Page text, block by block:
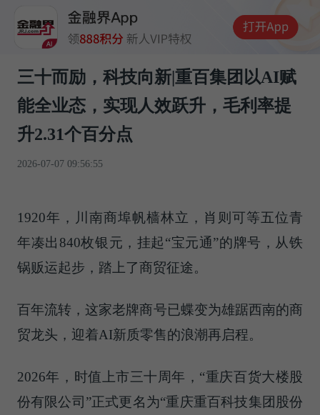
三十而励，科技向新|重百集团以AI赋
能全业态，实现人效跃升，毛利率提
升2.31个百分点
2026-07-07 09:56:55
1920年，川南商埠帆樯林立，肖则可等五位青
年凑出840枚银元，挂起“宝元通”的牌号，从铁
锅贩运起步，踏上了商贸征途。
百年流转，这家老牌商号已蝶变为雄踞西南的商
贸龙头，迎着AI新质零售的浪潮再启程。
2026年，时值上市三十周年，“重庆百货大楼股
份有限公司”正式更名为“重庆重百科技集团股份